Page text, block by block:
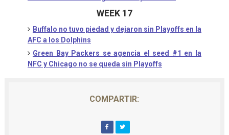
WEEK 17
Buffalo no tuvo piedad y dejaron sin Playoffs en la
AFC a los Dolphins
Green Bay Packers se agencia el seed #1 en la
NFC y Chicago no se queda sin Playoffs
COMPARTIR: